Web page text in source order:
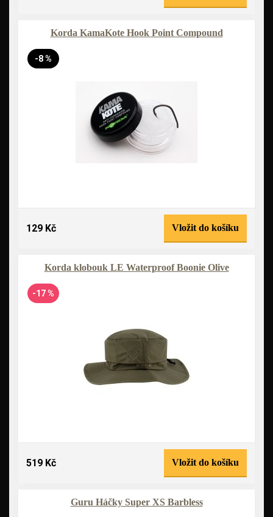
Korda KamaKote Hook Point Compound
-8 %
129 Kč Vložit do košíku
Korda klobouk LE Waterproof Boonie Olive
-17 %
519 Kč Vložit do košíku
Guru Háčky Super XS Barbless